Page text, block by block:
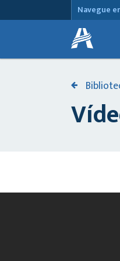
Navegue